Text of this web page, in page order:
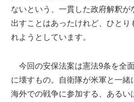
ないという、一貫した政府解釈
出すことはあったけれど、ひと
れようとしています。
今回の安保法案は憲法9条を全
に壊すもの。自衛隊が米軍と一緒
海外での戦争に参加する、あるい